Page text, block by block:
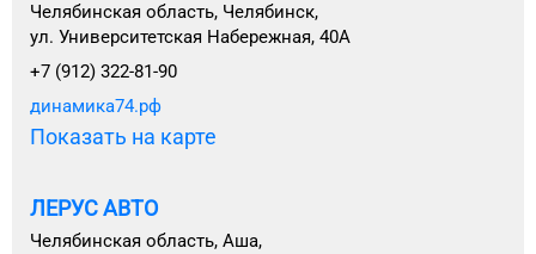
Челябинская область, Челябинск,
ул. Университетская Набережная, 40А
+7 (912) 322-81-90
динамика74.рф
Показать на карте
ЛЕРУС АВТО
Челябинская область, Аша,